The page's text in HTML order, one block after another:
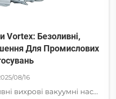
Vortex: Безоливні,
Для Промислових
08/16
Дізнайтеся про безоливні вихрові вакуумні насоси з енергоефективністю на 30–50 % вищою, ідеальні для напівпровідників, медичних приладів та упаковки харчових продуктів. Нуль забруднення, низький рівень шуму, глобальна підтримка. Замовте розрахунок вартості сьогодні.